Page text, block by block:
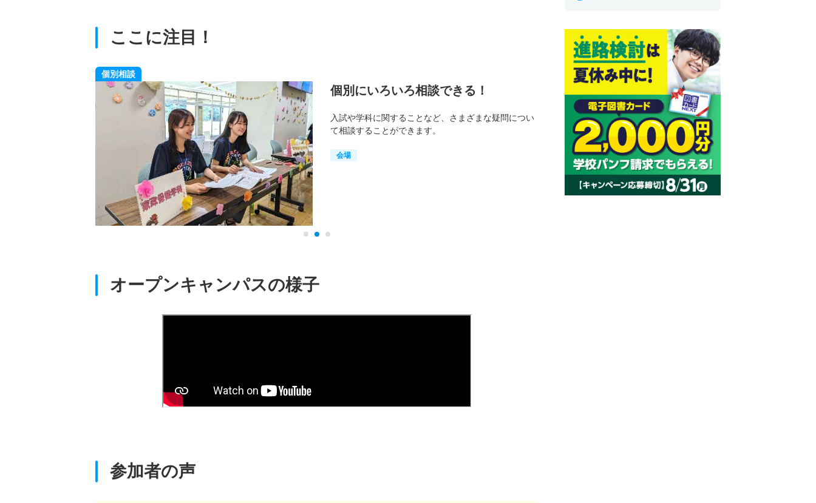
ここに注目！
個別相談
個別にいろいろ相談できる！
入試や学科に関することなど、さまざまな疑問につい
て相談することができます。
会場
学部学科紹介
オープンキャンパスの様子
参加者の声